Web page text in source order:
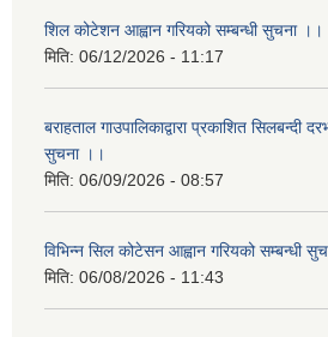
शिल कोटेशन आह्वान गरियको सम्बन्धी सुचना
मिति: 06/12/2026 - 11:17
बराहताल गाउपालिकाद्वारा प्रकाशित सिलबन्दी
सुचना ।।
मिति: 06/09/2026 - 08:57
विभिन्न सिल कोटेसन आह्वान गरियको सम्बन्धी
मिति: 06/08/2026 - 11:43